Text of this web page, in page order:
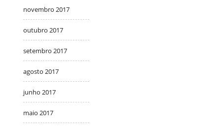
novembro 2017
outubro 2017
setembro 2017
agosto 2017
junho 2017
maio 2017